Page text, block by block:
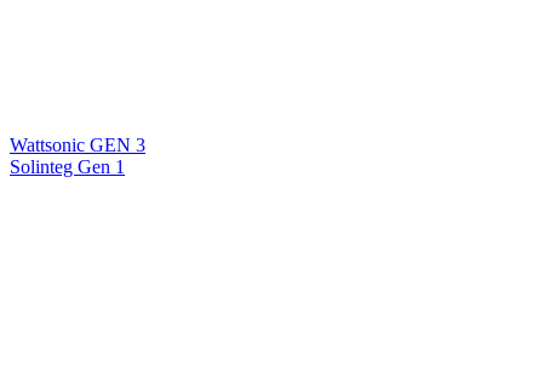
Wattsonic GEN 3
Solinteg Gen 1